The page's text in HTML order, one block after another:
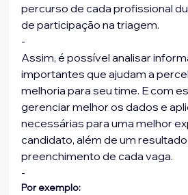
percurso de cada profissional
de participação na triagem.
-
Assim, é possível analisar
importantes que ajudam a
melhoria para seu time. E com
gerenciar melhor os dados e
necessárias para uma melhor
candidato, além de um
preenchimento de cada vaga.
-
Por exemplo: